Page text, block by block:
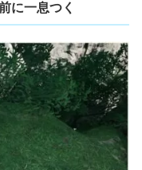
に一息つく